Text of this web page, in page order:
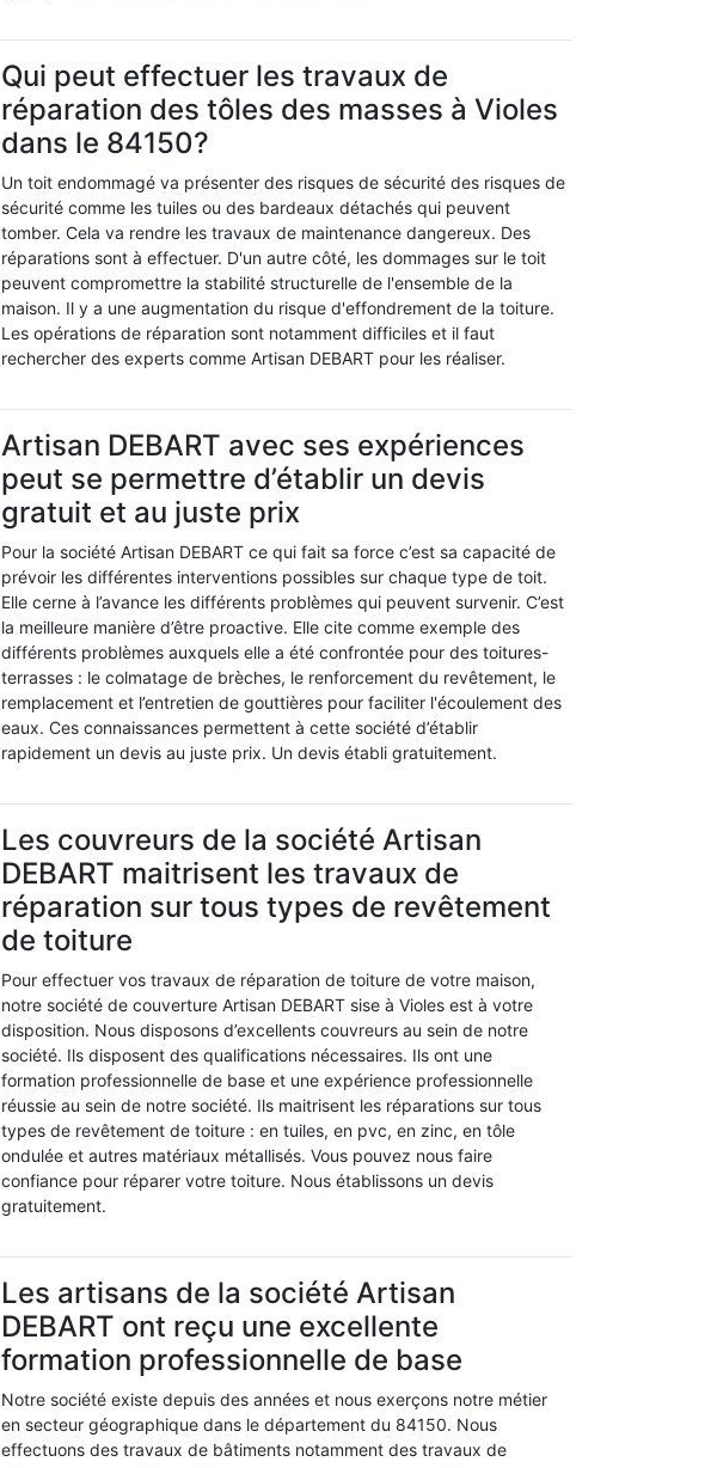
Qui peut effectuer les travaux de
réparation des tôles des masses à Violes
dans le 84150?
Un toit endommagé va présenter des risques de sécurité des risques de
sécurité comme les tuiles ou des bardeaux détachés qui peuvent
tomber. Cela va rendre les travaux de maintenance dangereux. Des
réparations sont à effectuer. D'un autre côté, les dommages sur le toit
peuvent compromettre la stabilité structurelle de l'ensemble de la
maison. Il y a une augmentation du risque d'effondrement de la toiture.
Les opérations de réparation sont notamment difficiles et il faut
rechercher des experts comme Artisan DEBART pour les réaliser.
Artisan DEBART avec ses expériences
peut se permettre d’établir un devis
gratuit et au juste prix
Pour la société Artisan DEBART ce qui fait sa force c’est sa capacité de
prévoir les différentes interventions possibles sur chaque type de toit.
Elle cerne à l’avance les différents problèmes qui peuvent survenir. C’est
la meilleure manière d’être proactive. Elle cite comme exemple des
différents problèmes auxquels elle a été confrontée pour des toitures-
terrasses : le colmatage de brèches, le renforcement du revêtement, le
remplacement et l’entretien de gouttières pour faciliter l'écoulement des
eaux. Ces connaissances permettent à cette société d’établir
rapidement un devis au juste prix. Un devis établi gratuitement.
Les couvreurs de la société Artisan
DEBART maitrisent les travaux de
réparation sur tous types de revêtement
de toiture
Pour effectuer vos travaux de réparation de toiture de votre maison,
notre société de couverture Artisan DEBART sise à Violes est à votre
disposition. Nous disposons d’excellents couvreurs au sein de notre
société. Ils disposent des qualifications nécessaires. Ils ont une
formation professionnelle de base et une expérience professionnelle
réussie au sein de notre société. Ils maitrisent les réparations sur tous
types de revêtement de toiture : en tuiles, en pvc, en zinc, en tôle
ondulée et autres matériaux métallisés. Vous pouvez nous faire
confiance pour réparer votre toiture. Nous établissons un devis
gratuitement.
Les artisans de la société Artisan
DEBART ont reçu une excellente
formation professionnelle de base
Notre société existe depuis des années et nous exerçons notre métier
en secteur géographique dans le département du 84150. Nous
effectuons des travaux de bâtiments notamment des travaux de